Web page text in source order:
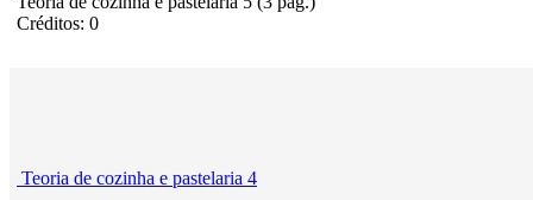
Créditos: 0
Teoria de cozinha e pastelaria 4